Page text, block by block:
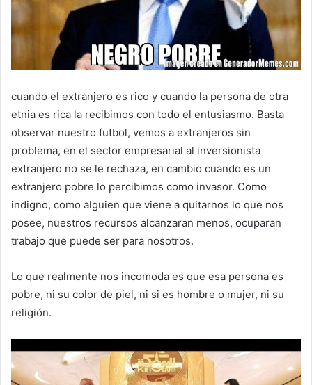
cuando el extranjero es rico y cuando la persona de otra
etnia es rica la recibimos con todo el entusiasmo. Basta
observar nuestro futbol, vemos a extranjeros sin
problema, en el sector empresarial al inversionista
extranjero no se le rechaza, en cambio cuando es un
extranjero pobre lo percibimos como invasor. Como
indigno, como alguien que viene a quitarnos lo que nos
posee, nuestros recursos alcanzaran menos, ocuparan
trabajo que puede ser para nosotros.
Lo que realmente nos incomoda es que esa persona es
pobre, ni su color de piel, ni si es hombre o mujer, ni su
religión.